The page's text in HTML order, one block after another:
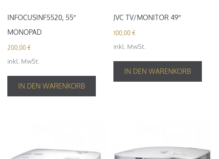
INFOCUSINF5520, 55″
MONOPAD
200,00 €
inkl. MwSt.
IN DEN WARENKORB
JVC TV/MONITOR 49″
100,00€
inkl. MwSt.
IN DEN WARENKORB